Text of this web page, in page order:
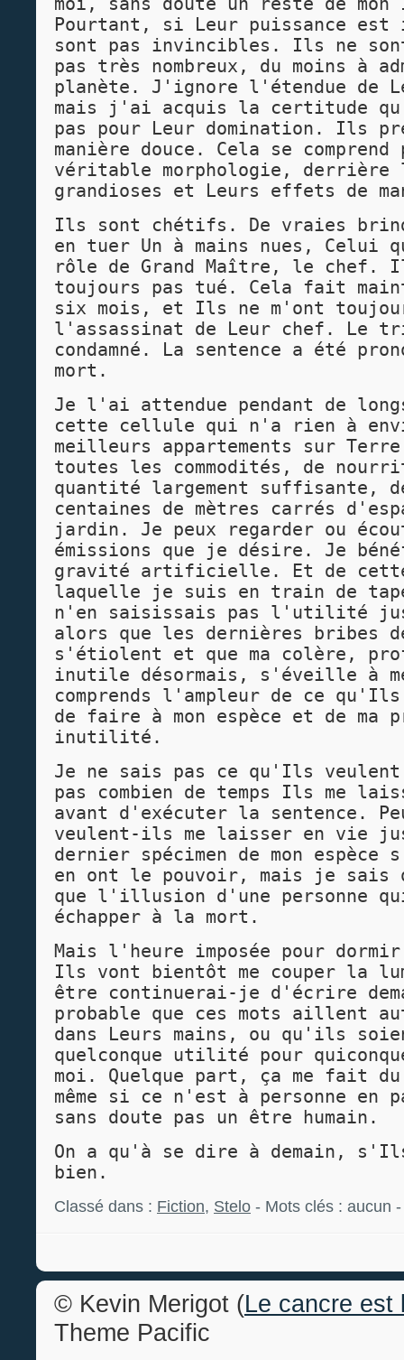
Pourtant, si Leur puissance est
sont pas invincibles. Ils ne
pas très nombreux, du moins à
planète. J'ignore l'étendue de
mais j'ai acquis la certitude
pas pour Leur domination. Ils
manière douce. Cela se comprend
véritable morphologie, derrière
grandioses et Leurs effets de
Ils sont chétifs. De vraies
en tuer Un à mains nues, Celui
rôle de Grand Maître, le chef.
toujours pas tué. Cela fait
six mois, et Ils ne m'ont
l'assassinat de Leur chef. Le
condamné. La sentence a été
mort.
Je l'ai attendue pendant de
cette cellule qui n'a rien à
meilleurs appartements sur
toutes les commodités, de
quantité largement suffisante,
centaines de mètres carrés
jardin. Je peux regarder ou
émissions que je désire. Je
gravité artificielle. Et de cette
laquelle je suis en train de
n'en saisissais pas l'utilité
alors que les dernières bribes
s'étiolent et que ma colère,
inutile désormais, s'éveille à
comprends l'ampleur de ce
de faire à mon espèce et de ma
inutilité.
Je ne sais pas ce qu'Ils
pas combien de temps Ils me
avant d'exécuter la sentence.
veulent-ils me laisser en vie
dernier spécimen de mon
en ont le pouvoir, mais je sais
que l'illusion d'une personne
échapper à la mort.
Mais l'heure imposée pour
Ils vont bientôt me couper la
être continuerai-je d'écrire
probable que ces mots aillent
dans Leurs mains, ou qu'ils
quelconque utilité pour
moi. Quelque part, ça me fait
même si ce n'est à personne
sans doute pas un être humain.
On a qu'à se dire à demain,
bien.
Classé dans : Fiction, Stelo - Mots clés : aucun
© Kevin Merigot (Le cancre est
Theme Pacific